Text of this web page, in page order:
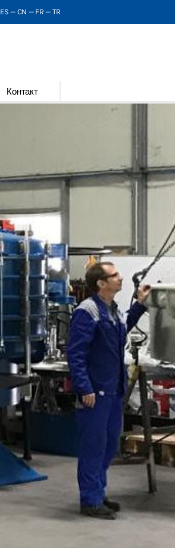
ES — CN — FR — TR
Контакт